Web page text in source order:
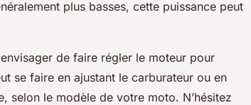
plus basses, cette puissance peut
de faire régler le moteur pour
se faire en ajustant le carburateur ou en
selon le modèle de votre moto. N’hésitez